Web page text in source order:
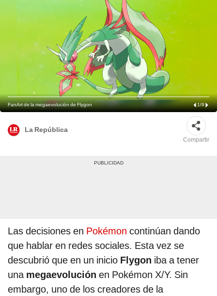
FanArt de la megaevolución de Flygon 1/9
La República
Compartir
Las decisiones en Pokémon continúan dando
que hablar en redes sociales. Esta vez se
descubrió que en un inicio Flygon iba a tener
una megaevolución en Pokémon X/Y. Sin
embargo, uno de los creadores de la